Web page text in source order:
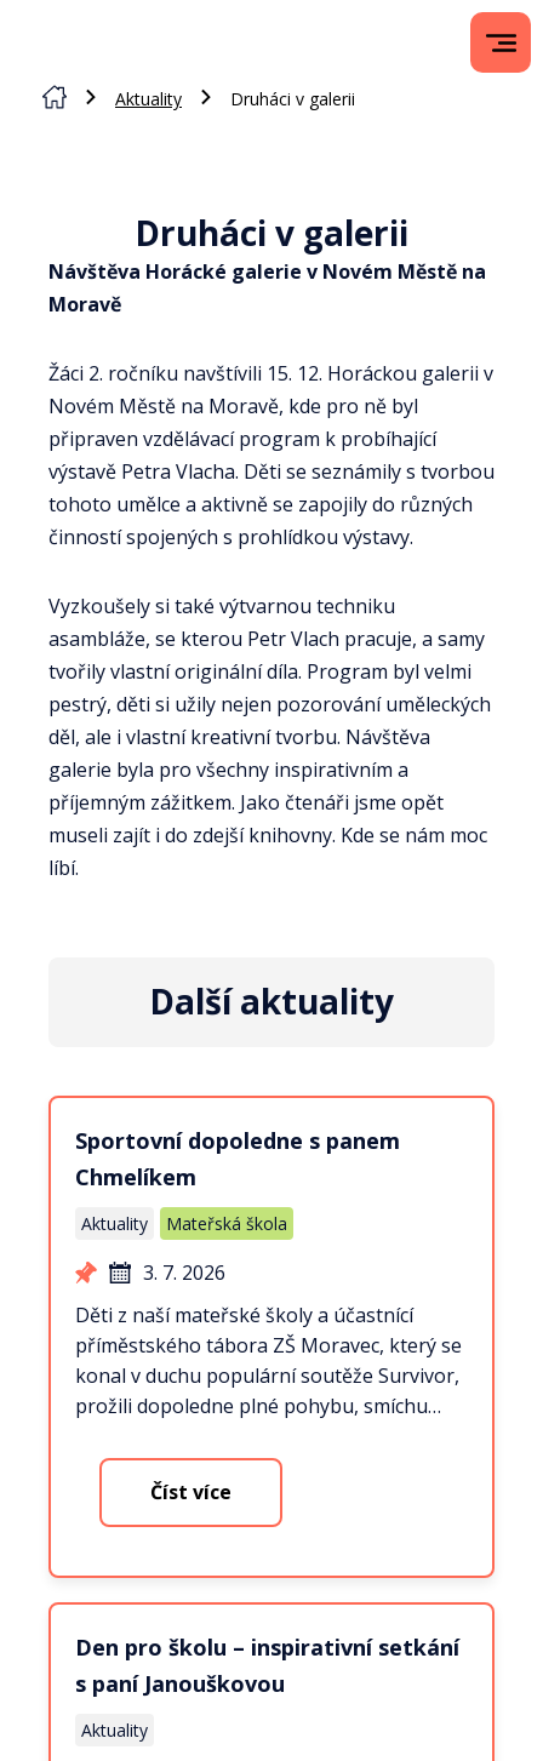
Aktuality Druháci v galerii
Druháci v galerii
Návštěva Horácké galerie v Novém Městě na
Moravě
Žáci 2. ročníku navštívili 15. 12. Horáckou galerii v
Novém Městě na Moravě, kde pro ně byl
připraven vzdělávací program k probíhající
výstavě Petra Vlacha. Děti se seznámily s tvorbou
tohoto umělce a aktivně se zapojily do různých
činností spojených s prohlídkou výstavy.
Vyzkoušely si také výtvarnou techniku
asambláže, se kterou Petr Vlach pracuje, a samy
tvořily vlastní originální díla. Program byl velmi
pestrý, děti si užily nejen pozorování uměleckých
děl, ale i vlastní kreativní tvorbu. Návštěva
galerie byla pro všechny inspirativním a
příjemným zážitkem. Jako čtenáři jsme opět
museli zajít i do zdejší knihovny. Kde se nám moc
líbí.
Další aktuality
Sportovní dopoledne s panem
Chmelíkem
Aktuality Mateřská škola
3. 7. 2026
Děti z naší mateřské školy a účastnící
příměstského tábora ZŠ Moravec, který se
konal v duchu populární soutěže Survivor,
prožili dopoledne plné pohybu, smíchu…
Číst více
Den pro školu – inspirativní setkání
s paní Janouškovou
Aktuality